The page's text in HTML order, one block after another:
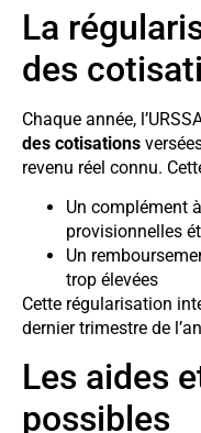
La
des
Chaque année,
des cotisations
revenu réel connu.
Un complément
provisionnelles
Un
trop élevées
Cette régularisation
dernier trimestre de
Les aides
possibles